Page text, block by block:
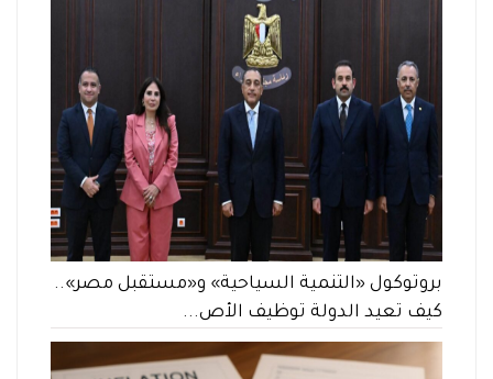
بروتوكول «التنمية السياحية» و«مستقبل مصر»..
كيف تعيد الدولة توظيف الأص...